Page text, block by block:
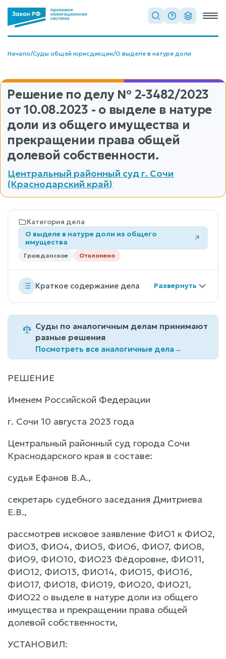
Начало/Суды общей юрисдикции/О выделе в натуре доли
Решение по делу № 2-3482/2023
от 10.08.2023 - о выделе в натуре
доли из общего имущества и
прекращении права общей
долевой собственности.
Центральный районный суд г. Сочи
(Краснодарский край)
Категория дела
О выделе в натуре доли из общего
имущества
Гражданское Отклонено
Краткое содержание дела
Суды по аналогичным делам принимают
разные решения
Посмотреть все аналогичные дела→
РЕШЕНИЕ
Именем Российской Федерации
г. Сочи 10 августа 2023 года
Центральный районный суд города Сочи
Краснодарского края в составе:
судья Ефанов В.А.,
секретарь судебного заседания Дмитриева
Е.В.,
рассмотрев исковое заявление ФИО1 к ФИО2,
ФИО3, ФИО4, ФИО5, ФИО6, ФИО7, ФИО8,
ФИО9, ФИО10, ФИО23 Фёдоровне, ФИО11,
ФИО12, ФИО13, ФИО14, ФИО15, ФИО16,
ФИО17, ФИО18, ФИО19, ФИО20, ФИО21,
ФИО22 о выделе в натуре доли из общего
имущества и прекращении права общей
долевой собственности,
УСТАНОВИЛ: